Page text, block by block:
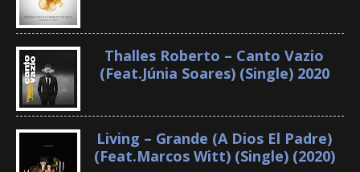
Thalles Roberto – Canto Vazio
(Feat.Júnia Soares) (Single) 2020
Living – Grande (A Dios El Padre)
(Feat.Marcos Witt) (Single) (2020)